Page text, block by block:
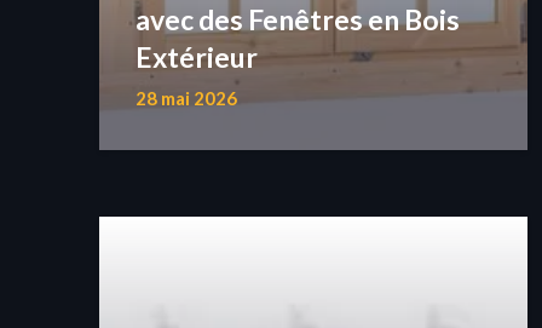
avec des Fenêtres en Bois
Extérieur
28 mai 2026